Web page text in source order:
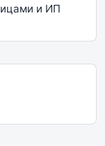
и ИП